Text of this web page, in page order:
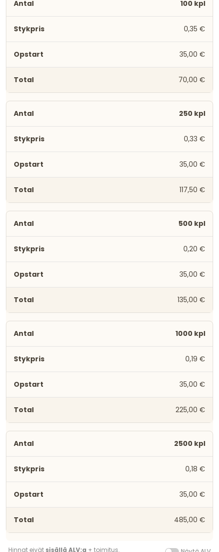
100 kpl
0,35 €
35,00 €
70,00 €
250 kpl
0,33 €
35,00 €
117,50 €
500 kpl
0,20 €
35,00 €
135,00 €
1000 kpl
0,19 €
35,00 €
225,00 €
2500 kpl
0,18 €
35,00 €
485,00 €
Hinnat eivät sisällä ALV:a + toimitus.